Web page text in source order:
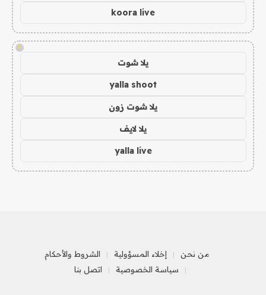
koora live
!
يلا شوت
yalla shoot
يلا شوت زون
يلا لايف
yalla live
من نحن إخلاء المسؤولية
الشروط والأحكام
سياسة الخصوصية
اتصل بنا